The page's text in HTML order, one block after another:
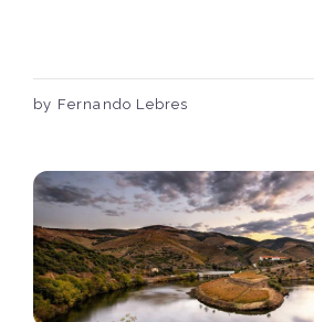
by Fernando Lebres